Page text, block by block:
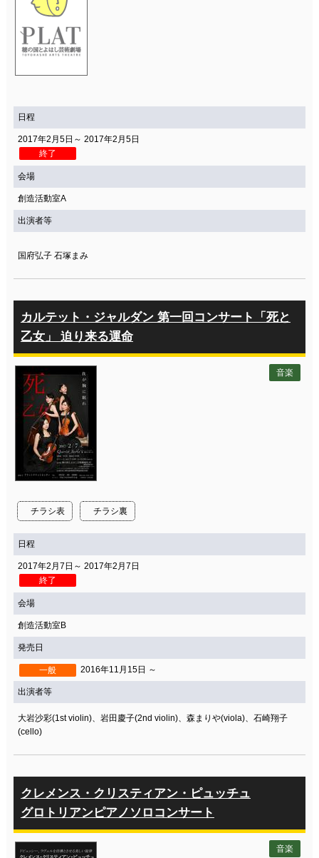
日程
2017年2月5日～ 2017年2月5日
終了
会場
創造活動室A
出演者等
国府弘子 石塚まみ
カルテット・ジャルダン 第一回コンサート「死と
乙女」 迫り来る運命
チラシ表 チラシ裏
音楽
日程
2017年2月7日～ 2017年2月7日
終了
会場
創造活動室B
発売日
一般 2016年11月15日 ～
出演者等
大岩沙彩(1st violin)、岩田慶子(2nd violin)、森まりや(viola)、石崎翔子
(cello)
クレメンス・クリスティアン・ピュッチュ
グロトリアンピアノソロコンサート
音楽